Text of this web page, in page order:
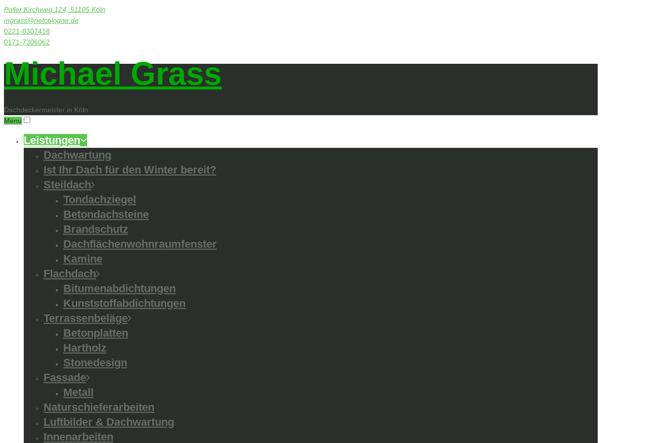
Poller Kirchweg 124, 51105 Köln
mgrass@netcologne.de
0221-8307418
0171-7306062
Michael Grass
Dachdeckermeister in Köln
Menu
Leistungen
Dachwartung
Ist Ihr Dach für den Winter bereit?
Steildach
Tondachziegel
Betondachsteine
Brandschutz
Dachflächenwohnraumfenster
Kamine
Flachdach
Bitumenabdichtungen
Kunststoffabdichtungen
Terrassenbeläge
Betonplatten
Hartholz
Stonedesign
Fassade
Metall
Naturschieferarbeiten
Luftbilder & Dachwartung
Innenarbeiten